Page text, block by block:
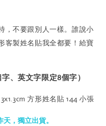
，不要跟別人一樣。誰說小
客製姓名貼我全都要！給寶
、英文字限定8個字）
方形姓名貼 144 小張
，獨立出貨。